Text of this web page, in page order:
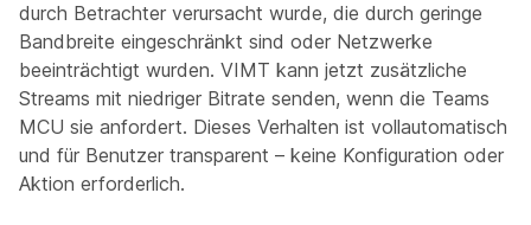
durch Betrachter verursacht wurde, die durch geringe
Bandbreite eingeschränkt sind oder Netzwerke
beeinträchtigt wurden. VIMT kann jetzt zusätzliche
Streams mit niedriger Bitrate senden, wenn die Teams
MCU sie anfordert. Dieses Verhalten ist vollautomatisch
und für Benutzer transparent – keine Konfiguration oder
Aktion erforderlich.